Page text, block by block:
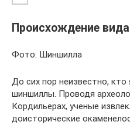
Происхождение
Фото: Шиншилла
До сих пор неизвестно, кто
шиншиллы. Проводя
Кордильерах, ученые
доисторические